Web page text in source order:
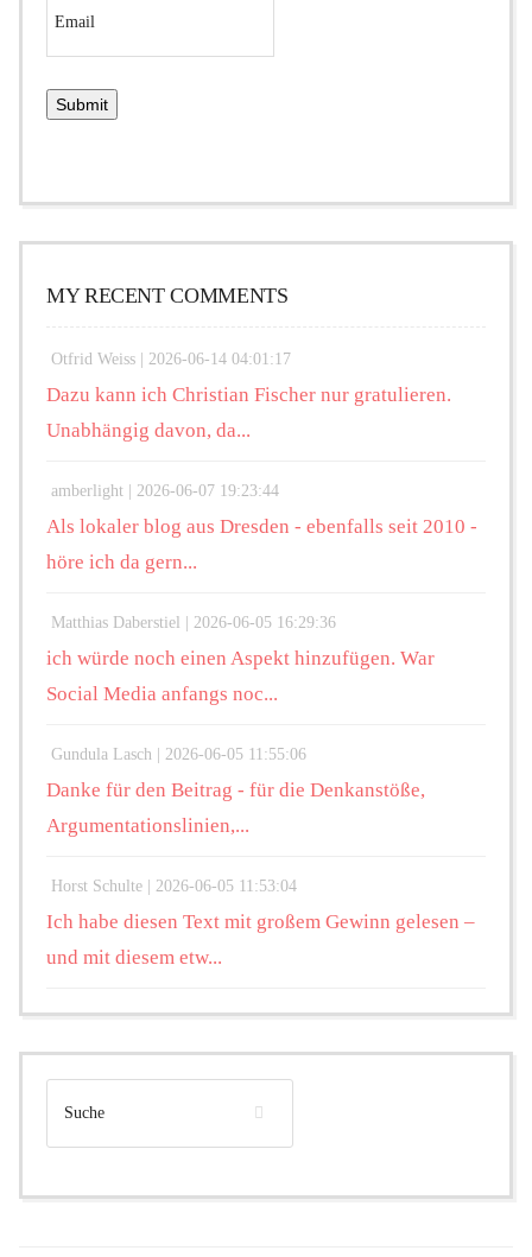
MY RECENT COMMENTS
Otfrid Weiss | 2026-06-14 04:01:17
Dazu kann ich Christian Fischer nur gratulieren.
Unabhängig davon, da...
amberlight | 2026-06-07 19:23:44
Als lokaler blog aus Dresden - ebenfalls seit 2010 -
höre ich da gern...
Matthias Daberstiel | 2026-06-05 16:29:36
ich würde noch einen Aspekt hinzufügen. War
Social Media anfangs noc...
Gundula Lasch | 2026-06-05 11:55:06
Danke für den Beitrag - für die Denkanstöße,
Argumentationslinien,...
Horst Schulte | 2026-06-05 11:53:04
Ich habe diesen Text mit großem Gewinn gelesen –
und mit diesem etw...